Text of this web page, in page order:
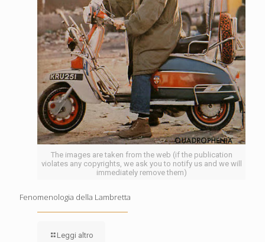
The images are taken from the web (if the publication
violates any copyrights, we ask you to notify us and we will
immediately remove them)
Fenomenologia della Lambretta
Leggi altro